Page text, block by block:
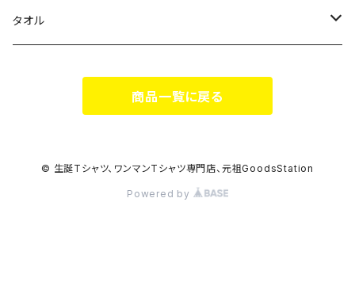
シークレットシャノワール
思い出とプレゼント
ヒロイックニューシネマ
スポポポポニー
タオル
Milky✳︎Sphene
商品一覧に戻る
© 生誕Tシャツ、ワンマンTシャツ専門店、元祖GoodsStation
Powered by